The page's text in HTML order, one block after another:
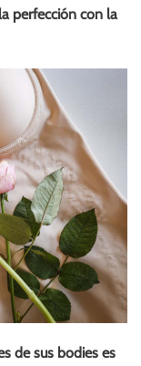
perfección con la
de sus bodies es